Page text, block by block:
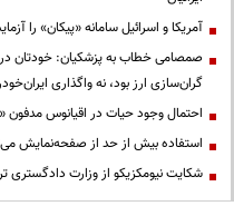
آمریکا و اسرائیل سامانه «پیکان» را
صمصامی خطاب به پزشکیان: خودتان در
گران‌سازی ارز بود، نه واگذاری
احتمال وجود حیات در اقیانوس مدفون
استفاده بیش از حد از صفحه‌نمایش
شکایت نیومکزیکو از وزارت دادگستری